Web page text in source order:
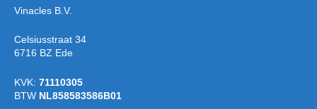
Vinacles B.V.
Celsiusstraat 34
6716 BZ Ede
KVK: 71110305
BTW NL858583586B01